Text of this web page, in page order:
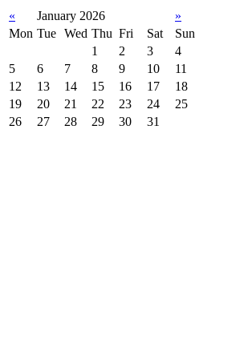
« January 2026
»
Mon Tue Wed Thu Fri Sat
Sun
1
2 3
4
5
6 7 8 9 10
11
12
13 14 15 16 17
18
19
20 21 22 23 24
25
26
27 28 29 30 31